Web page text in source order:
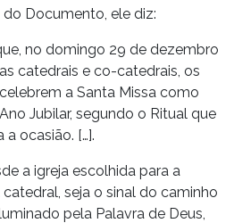
Documento, ele diz:
no domingo 29 de dezembro
catedrais e co-catedrais, os
a Santa Missa como
Jubilar, segundo o Ritual que
a ocasião. […].
a igreja escolhida para a
seja o sinal do caminho
pela Palavra de Deus,